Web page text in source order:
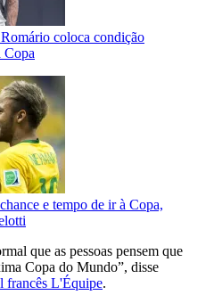
coloca condição
Copa
e tempo de ir à Copa,
que as pessoas pensem que
Copa do Mundo”, disse
francês L'Équipe.